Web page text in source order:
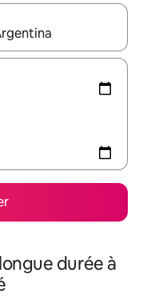
les flèches vers le
durée à